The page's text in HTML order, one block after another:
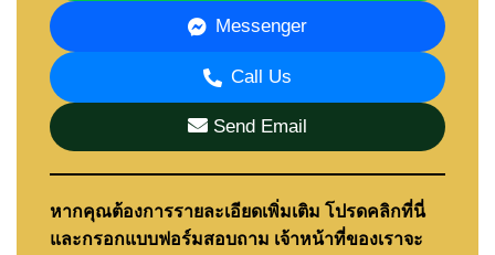
Messenger
Call Us
Send Email
หากคุณต้องการรายละเอียดเพิ่มเติม โปรดคลิกที่นี่
และกรอกแบบฟอร์มสอบถาม เจ้าหน้าที่ของเราจะ